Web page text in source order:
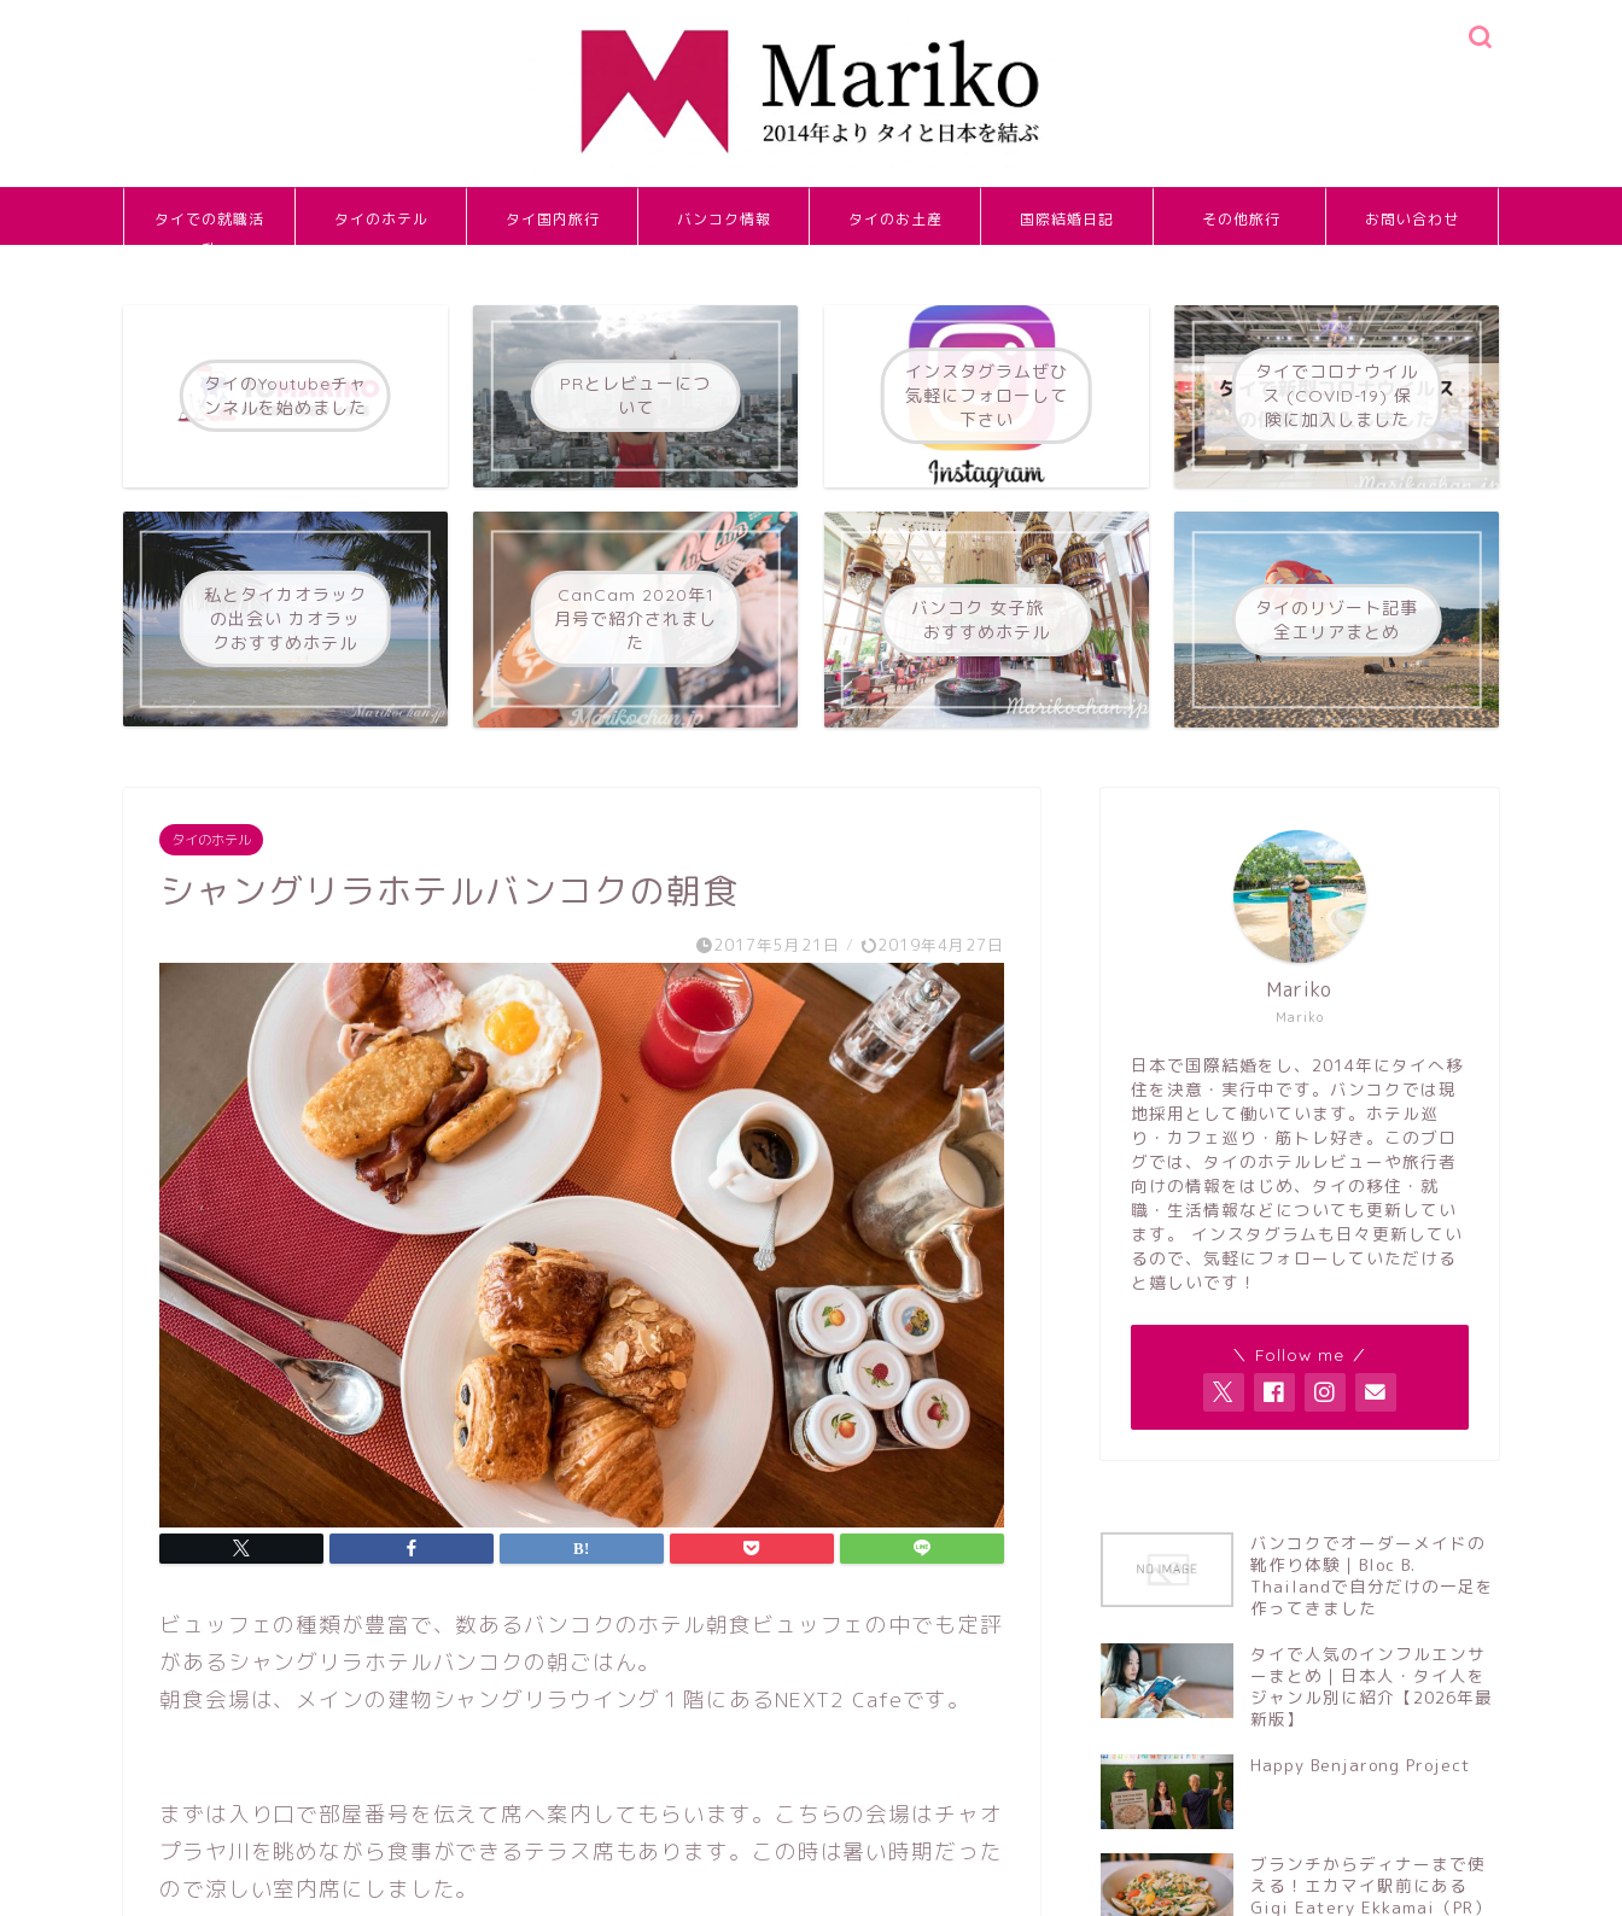
タイでの就職活
動
タイのホテル タイ国内旅行 バンコク情報 タイのお土産 国際結婚日記 その他旅行 お問い合わせ
タイのYoutubeチャ
ンネルを始めました
PRとレビューにつ
いて
インスタグラムぜひ
気軽にフォローして
下さい
タイでコロナウイル
ス (COVID-19) 保
険に加入しました
私とタイカオラック
の出会い カオラッ
クおすすめホテル
CanCam 2020年1
月号で紹介されまし
た
バンコク 女子旅
おすすめホテル
タイのリゾート記事
全エリアまとめ
タイのホテル
シャングリラホテルバンコクの朝食
2017年5月21日 / 2019年4月27日
ビュッフェの種類が豊富で、数あるバンコクのホテル朝食ビュッフェの中でも定評
があるシャングリラホテルバンコクの朝ごはん。
朝食会場は、メインの建物シャングリラウイング１階にあるNEXT2 Cafeです。
まずは入り口で部屋番号を伝えて席へ案内してもらいます。こちらの会場はチャオ
プラヤ川を眺めながら食事ができるテラス席もあります。この時は暑い時期だった
ので涼しい室内席にしました。
Mariko
Mariko
日本で国際結婚をし、2014年にタイへ移
住を決意・実行中です。バンコクでは現
地採用として働いています。ホテル巡
り・カフェ巡り・筋トレ好き。このブロ
グでは、タイのホテルレビューや旅行者
向けの情報をはじめ、タイの移住・就
職・生活情報などについても更新してい
ます。 インスタグラムも日々更新してい
るので、気軽にフォローしていただける
と嬉しいです！
＼ Follow me ／
バンコクでオーダーメイドの
靴作り体験｜Bloc B.
Thailandで自分だけの一足を
作ってきました
タイで人気のインフルエンサ
ーまとめ｜日本人・タイ人を
ジャンル別に紹介【2026年最
新版】
Happy Benjarong Project
ブランチからディナーまで使
える！エカマイ駅前にある
Gigi Eatery Ekkamai（PR）